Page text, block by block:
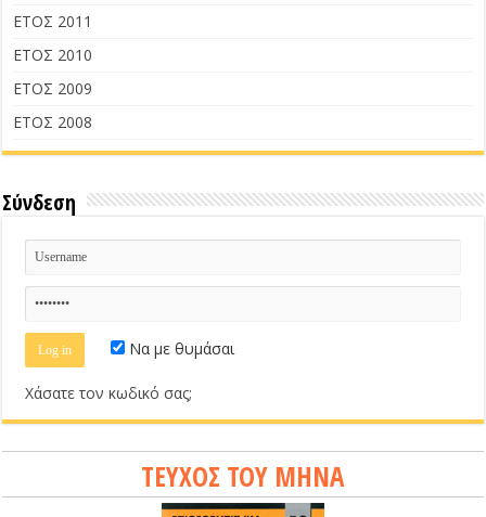
ΕΤΟΣ 2011
ΕΤΟΣ 2010
ΕΤΟΣ 2009
ΕΤΟΣ 2008
Σύνδεση
Να με θυμάσαι
Χάσατε τον κωδικό σας;
ΤΕΥΧΟΣ ΤΟΥ ΜΗΝΑ